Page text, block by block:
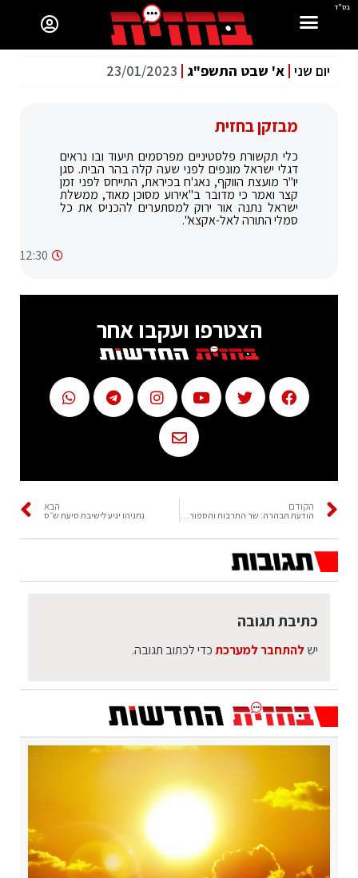
בס"ד
יום שני א' שבט התשפ"ג 23/01/2023
מבזקן בחזית
כלי תקשורת פלסטיניים מפרסמים תיעוד ובו נראים
דגלי ישראל מונפים לפני שעה קלה בהר הבית. סגן
יו"ר מועצת הווקף, נאג'ח בכיראת, התייחס לפני זמן
קצר ואמר כי מדובר ב"אירוע מסוכן מאוד, ממשלת
ישראל נתנה אור ירוק למסתערים להכניס את כל
סמלי התורה לאל-אקצא".
12:30
הצטרפו ועקבו אחר
הקודם הבא
נתניהו יגיע לישיבת סיעת ש״ס
כתיבת תגובה
יש להתחבר למערכתכדי לכתוב תגובה.